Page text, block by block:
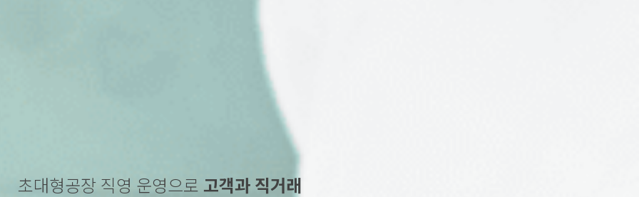
초대형공장 직영 운영으로 고객과 직거래